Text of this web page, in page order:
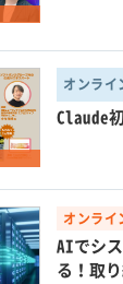
Claude
オンライ
AIでシ
る！取